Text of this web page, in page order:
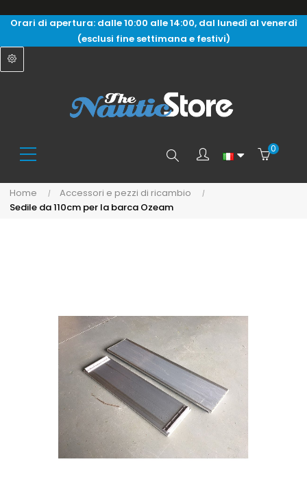
Orari di apertura: dalle 10:00 alle 14:00, dal lunedì al venerdì
(esclusi fine settimana e festivi)
Search
here...
0
Home
Accessori e pezzi di ricambio
Sedile da 110cm per la barca Ozeam